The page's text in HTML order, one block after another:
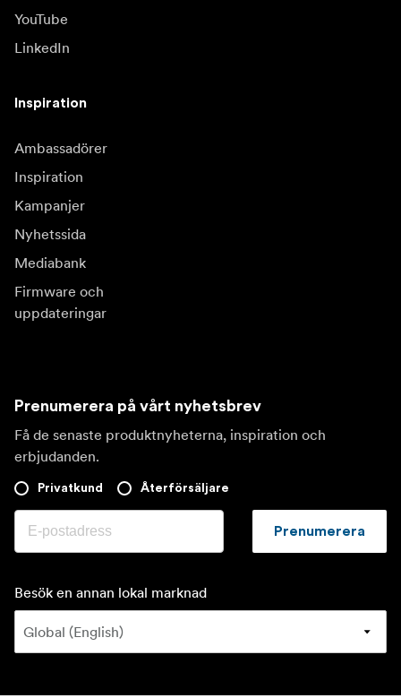
YouTube
LinkedIn
Inspiration
Ambassadörer
Inspiration
Kampanjer
Nyhetssida
Mediabank
Firmware och
uppdateringar
Prenumerera på vårt nyhetsbrev
Få de senaste produktnyheterna, inspiration och
erbjudanden.
Privatkund Återförsäljare
Prenumerera
Besök en annan lokal marknad